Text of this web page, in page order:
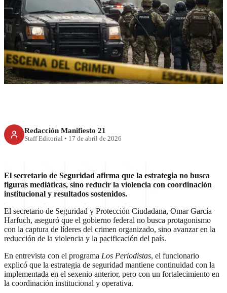
Harfuch descarta
protagonismo en capturas y
prioriza pacificación
Redacción Manifiesto 21
Staff Editorial • 17 de abril de 2026
El secretario de Seguridad afirma que la estrategia no busca
figuras mediáticas, sino reducir la violencia con coordinación
institucional y resultados sostenidos.
El secretario de Seguridad y Protección Ciudadana, Omar García
Harfuch, aseguró que el gobierno federal no busca protagonismo
con la captura de líderes del crimen organizado, sino avanzar en la
reducción de la violencia y la pacificación del país.
En entrevista con el programa Los Periodistas, el funcionario
explicó que la estrategia de seguridad mantiene continuidad con la
implementada en el sexenio anterior, pero con un fortalecimiento en
la coordinación institucional y operativa.